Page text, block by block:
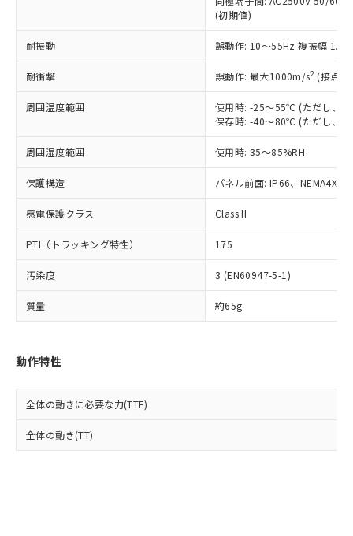
(初期値)
耐振動 誤動作: 10～55Hz 複振幅
耐衝撃 誤動作: 最大1000m/s2 (接点
周囲温度範囲
使用時: -25～55℃ (ただし、氷
保存時: -40～80℃ (ただし、氷
周囲湿度範囲 使用時: 35～85%RH
保護構造 パネル前面: IP66、NEMA4X,
感電保護クラス Class II
PTI（トラッキング特性） 175
汚染度 3 (EN60947-5-1)
質量 約65g
動作特性
全体の動きに必要な力(TTF)
全体の動き(TT)
在庫状況および標準価格照会結果は、
記載している更新日時点での社内デー
タに基づき作成されるものであり、閲
覧された時点での実際の在庫および標
準価格とは異なる場合があることをご
正式な納期状況および標準価格はお客
様のお取引先、またはお客様担当のオ
ムロン制御機器販売店・当社販売員に
オムロン制御機器販売店や当社販売拠
販売ネットワーク
」をご確認
在庫状況および標準価格結果を当社の
事前の承諾なく第三者に漏洩または開
示しないようお願いします。
マイパーツ機能（部品リスト作成サー
ビス）をご利用いただくには、I-Web
メンバーズにご登録されている必要が
あります。
品・サービスに関するお客様との取
引・商談に必要な範囲で利用すること
※当社の共同利用者とは、
の共同利用に関して"
の「1.共同利
鉛(Pb) 1000ppm以下、 水銀(Hg) 1000ppm以下、 カド
類(PBB) 1000ppm以下、ポリ臭化ジフェニルエーテル類
(PBDE) 1000ppm以下、フタル酸ビス(2-エチルヘキシ
ル) (DEHP)(別名：DOP) 1000ppm以下、フタル酸ブチ
ルベンジル（BBP） 1000ppm以下、フタル酸ジブチル
（DBP） 1000ppm以下、フタル酸ジイソブチル
但し、RoHS指令で産業用監視および制御機器に対する
図的な使用がないことを確認しています。
部品在庫の切り替え状況などにより、予定
月が前後することがあります。
とができます。
EU RoHS指令（10物質）の非含有証明書
51物質の非含有証明書（当社基準）
*中国RoHS10物質の基準値 (GB/T26572)：
Pb(鉛) :1000ppm、 Hg(水銀) : 1000ppm、 Cd(カドミウ
Cr(Ⅵ)(六価クロム) : 1000ppm、 PBBs(ポリ臭化ビフェ
ニル類) : 1000ppm、 PBDEs(ポリ臭化ジフェニルエーテ
ル類) : 1000ppm、
DBP(フタル酸ジブチル) : 1000ppm、 DIBP(フタル酸ジ
イソブチル) : 1000ppm、 BBP(フタル酸ブチルベンジ
DEHP(フタル酸ビス(2-エチルヘキシル)) : 1000ppm
「ｅ」：有害物質（10物質）のすべてが基
準値以下であることを示します。
「10」：通常の使用状況下において有害物
質が外部に漏えいし、環境に深刻な影響を
及ぼさない年数を意味します。
「－」：未確認です。当社販売部門へお問
（以下｢規制貨物等」という）を輸出
または国外への提供する場合は、日本
国政府の輸出許可(または役務取引許
可)を取得するなどの必要な手続きを
当社は規制貨物を破棄する場合は、完
全に破砕するなど、違法に輸出されな
いよう必要な手段を講じます。
当社は貴社製品を、核兵器、ミサイ
ル、化学兵器、生物兵器またはその他
武器並びにこれらの製造装置等に一切
当社は、貴社製品を第三者に販売する
場合は、上記1、2および3の内容を当
該第三者に通知します。また当社は、
販売先および販売に係わる関係者が違
法に輸出するおそれがある場合は、取
り引きをいたしません。
合意する
一定数以上の在庫あり
一定数には満たないが在庫あり
在庫なし(最新の在庫状況につ
いては、お客様のお取引先、ま
たはお客様担当のオムロン制御
機器販売店・当社販売員にご確
認ください)
受注生産機種、また在庫状況の
情報を公開していない機種